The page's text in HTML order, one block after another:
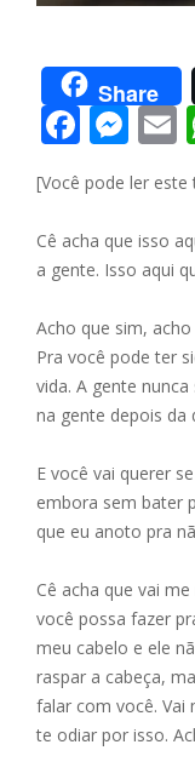
Share
F
ac
e
b
o
o
k
M
e
ss
e
n
g
er
l
[Você pode ler
Cê acha que isso
a gente. Isso aqui
Acho que sim,
Pra você pode ter
vida. A gente
na gente depois da
E você vai querer
embora sem bater
que eu anoto pra
Cê acha que vai
você possa fazer
meu cabelo e ele
raspar a cabeça,
falar com você. Vai
te odiar por isso.